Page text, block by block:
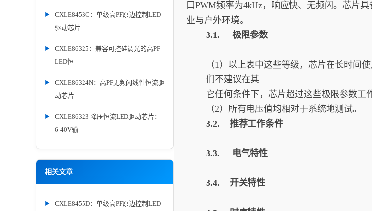
CXLE8453C：单级高PF原边控制LED
驱动芯片
CXLE86325：兼容可控硅调光的高PF
LED恒
CXLE86324N：高PF无频闪线性恒流驱
动芯片
CXLE86323 降压恒流LED驱动芯片：
6-40V输
相关文章
CXLE8455D：单级高PF原边控制LED
口PWM频率为4kHz，响应快、无频闪。芯片
业与户外环境。
3.1. 极限参数
（1）以上表中这些等级，芯片在长时间
们不建议在其
它任何条件下，芯片超过这些极限参数工作
（2）所有电压值均相对于系统地测试。
3.2. 推荐工作条件
3.3. 电气特性
3.4. 开关特性